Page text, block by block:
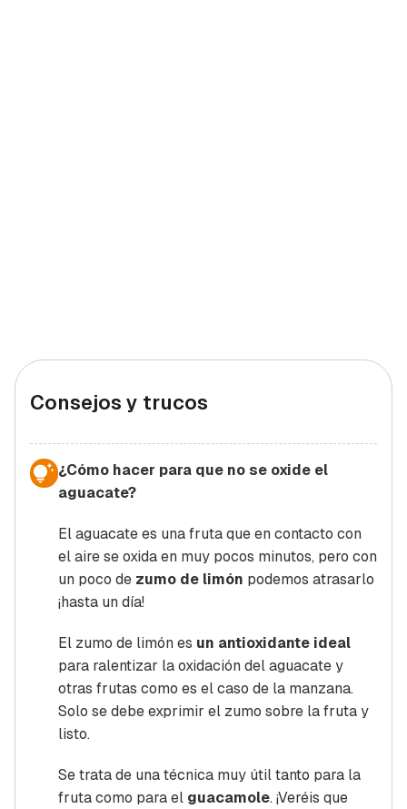
Consejos y trucos
¿Cómo hacer para que no se oxide el
aguacate?
El aguacate es una fruta que en contacto con
el aire se oxida en muy pocos minutos, pero con
un poco de zumo de limón podemos atrasarlo
¡hasta un día!
El zumo de limón es un antioxidante ideal
para ralentizar la oxidación del aguacate y
otras frutas como es el caso de la manzana.
Solo se debe exprimir el zumo sobre la fruta y
listo.
Se trata de una técnica muy útil tanto para la
fruta como para el guacamole. ¡Veréis que